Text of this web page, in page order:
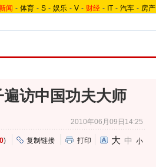
闻 - 体育 - S - 娱乐 - V - 财经 - IT - 汽车 - 房产
遍访中国功夫大师
2010年06月09日14:25
) 复制链接 打印 大 中 小